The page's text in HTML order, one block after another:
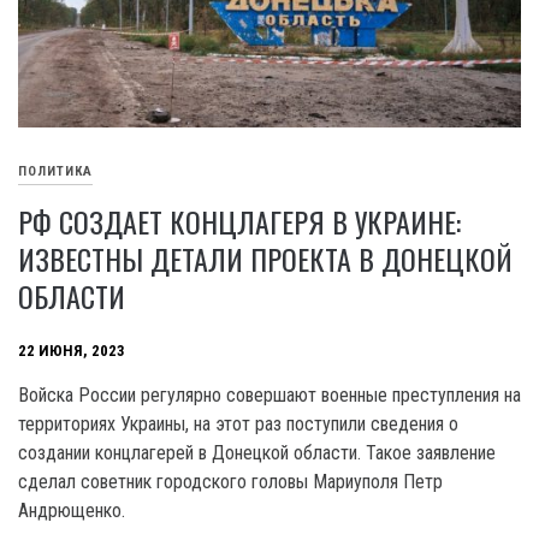
ПОЛИТИКА
РФ СОЗДАЕТ КОНЦЛАГЕРЯ В УКРАИНЕ:
ИЗВЕСТНЫ ДЕТАЛИ ПРОЕКТА В ДОНЕЦКОЙ
ОБЛАСТИ
22 ИЮНЯ, 2023
Войска России регулярно совершают военные преступления на
территориях Украины, на этот раз поступили сведения о
создании концлагерей в Донецкой области. Такое заявление
сделал советник городского головы Мариуполя Петр
Андрющенко.